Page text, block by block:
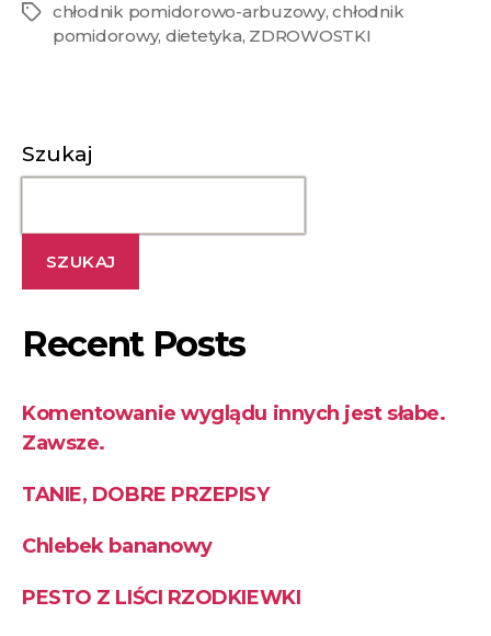
chłodnik pomidorowo-arbuzowy,chłodnik
pomidorowy, dietetyka, ZDROWOSTKI
Szukaj
SZUKAJ
Recent Posts
Komentowanie wyglądu innych jest słabe.
Zawsze.
TANIE, DOBRE PRZEPISY
Chlebek bananowy
PESTO Z LIŚCI RZODKIEWKI